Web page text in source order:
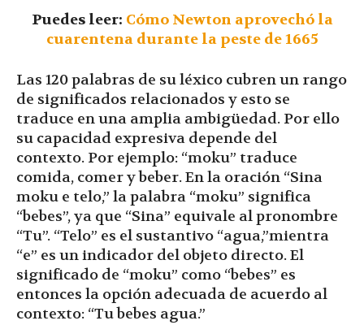
Puedes leer: Cómo Newton aprovechó la
cuarentena durante la peste de 1665
Las 120 palabras de su léxico cubren un rango
de significados relacionados y esto se
traduce en una amplia ambigüedad. Por ello
su capacidad expresiva depende del
contexto. Por ejemplo: “moku” traduce
comida, comer y beber. En la oración “Sina
moku e telo,” la palabra “moku” significa
“bebes”, ya que “Sina” equivale al pronombre
“Tu”. “Telo” es el sustantivo “agua,”mientra
“e” es un indicador del objeto directo. El
significado de “moku” como “bebes” es
entonces la opción adecuada de acuerdo al
contexto: “Tu bebes agua.”